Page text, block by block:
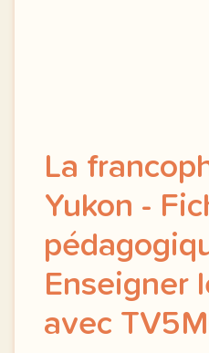
La
Yukon -
Enseigner
avec